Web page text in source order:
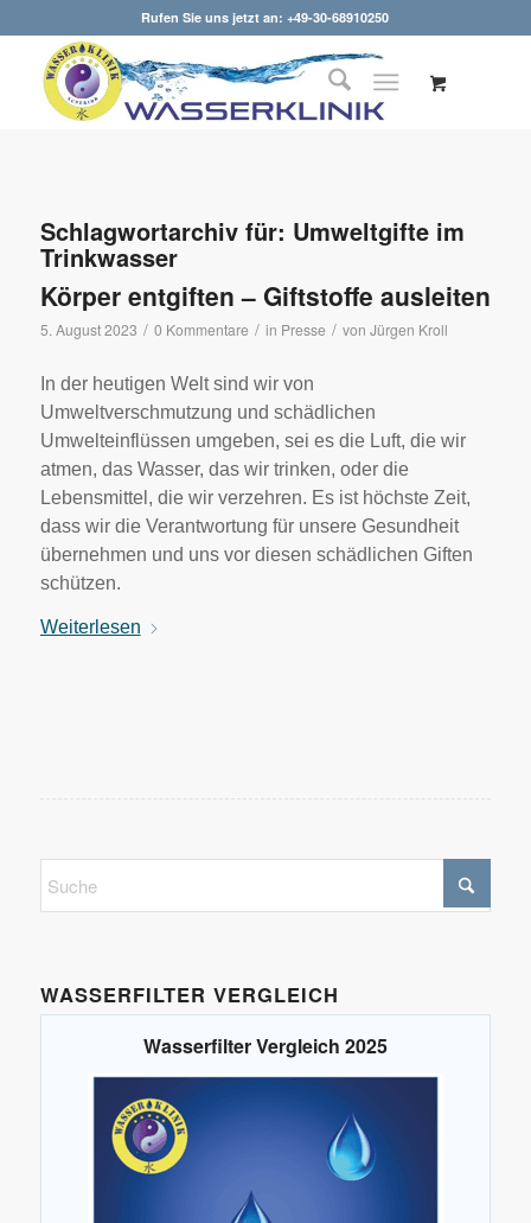
Rufen Sie uns jetzt an: +49-30-68910250
Schlagwortarchiv für: Umweltgifte im
Trinkwasser
Körper entgiften – Giftstoffe ausleiten
5. August 2023 / 0 Kommentare / in Presse / von Jürgen Kroll
In der heutigen Welt sind wir von
Umweltverschmutzung und schädlichen
Umwelteinflüssen umgeben, sei es die Luft, die wir
atmen, das Wasser, das wir trinken, oder die
Lebensmittel, die wir verzehren. Es ist höchste Zeit,
dass wir die Verantwortung für unsere Gesundheit
übernehmen und uns vor diesen schädlichen Giften
schützen.
Weiterlesen
WASSERFILTER VERGLEICH
Wasserfilter Vergleich 2025